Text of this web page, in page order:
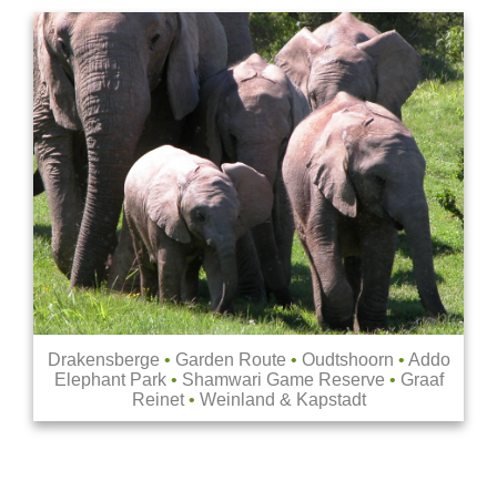
Drakensberge • Garden Route • Oudtshoorn • Addo
Elephant Park• Shamwari Game Reserve • Graaf
Reinet• Weinland & Kapstadt